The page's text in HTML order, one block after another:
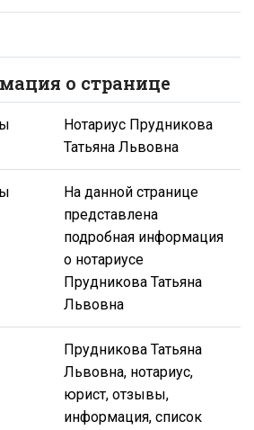
о странице
Нотариус Прудникова
Татьяна Львовна
На данной странице
представлена
подробная информация
о нотариусе
Прудникова Татьяна
Львовна
Прудникова Татьяна
Львовна, нотариус,
юрист, отзывы,
информация, список